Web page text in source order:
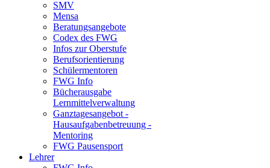
SMV
Mensa
Beratungsangebote
Codex des FWG
Infos zur Oberstufe
Berufsorientierung
Schülermentoren
FWG Info
Bücherausgabe
Lernmittelverwaltung
Ganztagesangebot -
Hausaufgabenbetreuung -
Mentoring
FWG Pausensport
Lehrer